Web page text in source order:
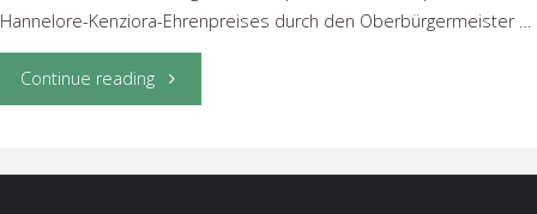
Hannelore-Kenziora-Ehrenpreises durch den Oberbürgermeister …
Continue reading"Y.Pfrengle,
Hübel